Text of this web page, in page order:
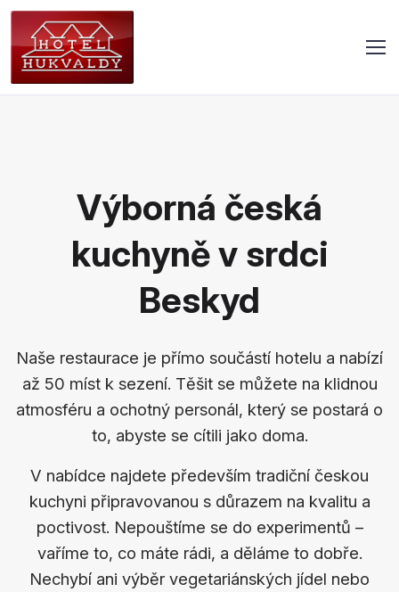
Výborná česká
kuchyně v srdci
Beskyd
Naše restaurace je přímo součástí hotelu a nabízí
až 50 míst k sezení. Těšit se můžete na klidnou
atmosféru a ochotný personál, který se postará o
to, abyste se cítili jako doma.
V nabídce najdete především tradiční českou
kuchyni připravovanou s důrazem na kvalitu a
poctivost. Nepouštíme se do experimentů –
vaříme to, co máte rádi, a děláme to dobře.
Nechybí ani výběr vegetariánských jídel nebo